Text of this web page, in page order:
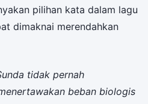
pilihan kata dalam lagu
dimaknai merendahkan
tidak pernah
beban biologis